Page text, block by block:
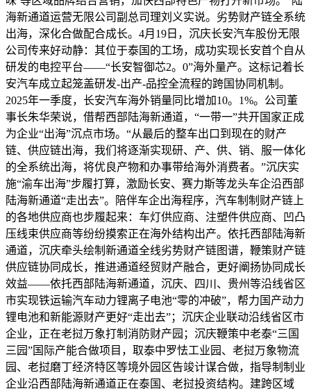
海新通道运营无限公司副总司理刘义实说。劣势财产链全系统
出海，深化合做配合成长。4月19日，沉庆长安汽车股份无限
公司传来好动静：其位于泰国的工场，成功实现长安首个自从
研发的电控平台——“长安智御芯2。0”海外量产。这标记着长
安汽车成立起笼盖研发-出产-品控全流程的跨国协同机制。
2025年一季度，长安汽车海外销量同比增加10。1%。公司董
事长朱华荣说，借帮西部陆海新通道，“一带一”共开国家正成
为企业“出海”沉点市场。“从最后的整车出口到现在的财产
链、供应链出海，我们将逐渐实现研、产、供、销、服一体化
的全系统出海，将优良产物和办事带给海外消费者。”沉庆实
施“渝车出海”步履打算，激励长安、赛力斯等龙头车企沿西部
陆海新通道“走出去”。陪伴车企出海程序，汽车制制财产链上
的各地供应商也步履起来：车灯供应商、注塑件供应商、凹凸
压线束供应商等纷纷摸索正在海外结构出产。依托西部陆海新
通道，沉庆牵头绘制新通道全线劣势财产链图谱，鞭策财产链
供应链协同成长，推进通道经贸财产融合，更好阐扬协同成长
效益——依托西部陆海新通道，沉庆、四川、贵州等沿线省区
市实现铁运输汽车动力锂离子电池“零的冲破”，帮力国产动力
锂电池和新能源财产更好“走出去”；沉庆企业联动沿线省区市
企业，正在老挝万象打制消防财产园；沉庆鞭策中老泰“三国
三园”国际产能合做项目，取泰中罗怯工业园、老挝万象物流
园、老挝磨丁经济特区等境外园区告竣计谋合做，指导制制业
企业沿西部陆海新通道正在泰国、老挝投资结构。建跨区域